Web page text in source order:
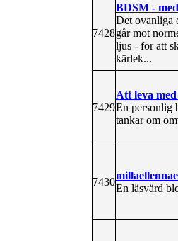
7428
BDSM -
Det ovanliga
går mot
ljus - för att
kärlek...
7429
Att leva
En personlig
tankar om
7430
En läsvärd